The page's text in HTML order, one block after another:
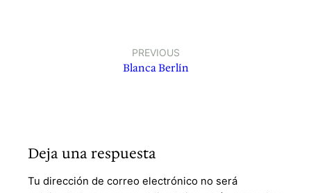
PREVIOUS
Blanca Berlín
Deja una respuesta
Tu dirección de correo electrónico no será